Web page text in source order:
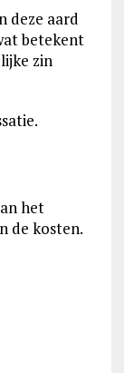
deze aard
betekent
zin
het
de kosten.